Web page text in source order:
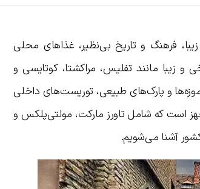
فرهنگ و تاریخ بی‌نظیر، غذاهای محلی
زیبا مانند تفلیس، مراکشتا، کوتایسی و
و پارک‌های طبیعی، توریست‌های داخلی
است که شامل تاورز مارکت، مولتی‌پلکس و
آشنا می‌شویم.